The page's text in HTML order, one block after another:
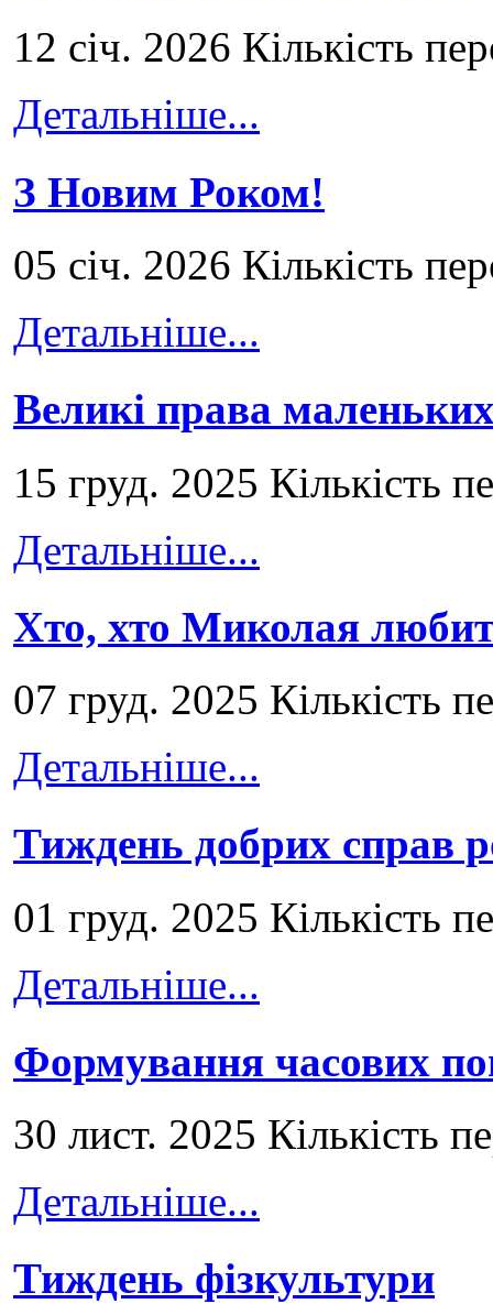
12 січ. 2026 Кількість
Детальніше...
З Новим Роком!
05 січ. 2026 Кількість
Детальніше...
Великі права маленьких
15 груд. 2025 Кількість
Детальніше...
Хто, хто Миколая
07 груд. 2025 Кількість
Детальніше...
Тиждень добрих справ
01 груд. 2025 Кількість
Детальніше...
Формування часових
30 лист. 2025 Кількість
Детальніше...
Тиждень фізкультури